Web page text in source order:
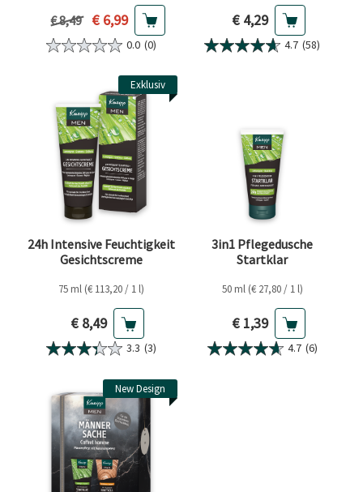
Vorheriger Preis
€ 8,49 Aktueller Preis
€ 6,99
0.0 (0)
Aktueller Preis
€ 4,29
4.7 (58)
Exklusiv
24h Intensive Feuchtigkeit
Gesichtscreme
75 ml (€ 113,20 / 1 l)
Aktueller Preis
€ 8,49
3.3 (3)
3in1 Pflegedusche
Startklar
50 ml (€ 27,80 / 1 l)
Aktueller Preis
€ 1,39
4.7 (6)
New Design